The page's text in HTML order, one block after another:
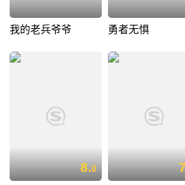
我的老兵爷爷 勇者无惧
8.0